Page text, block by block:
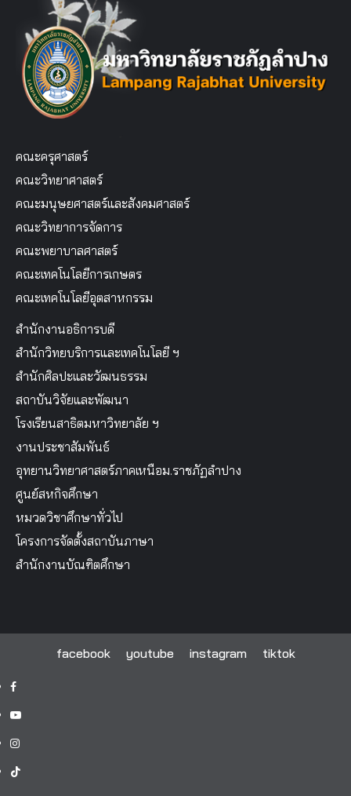
คณะครุศาสตร์
คณะวิทยาศาสตร์
คณะมนุษยศาสตร์และสังคมศาสตร์
คณะวิทยาการจัดการ
คณะพยาบาลศาสตร์
คณะเทคโนโลยีการเกษตร
คณะเทคโนโลยีอุตสาหกรรม
สำนักงานอธิการบดี
สำนักวิทยบริการและเทคโนโลยี ฯ
สำนักศิลปะและวัฒนธรรม
สถาบันวิจัยและพัฒนา
โรงเรียนสาธิตมหาวิทยาลัย ฯ
งานประชาสัมพันธ์
อุทยานวิทยาศาสตร์ภาคเหนือม.ราชภัฏลำปาง
ศูนย์สหกิจศึกษา
หมวดวิชาศึกษาทั่วไป
โครงการจัดตั้งสถาบันภาษา
สำนักงานบัณฑิตศึกษา
facebook youtube instagram tiktok
facebook
youtube
instagram
tiktok